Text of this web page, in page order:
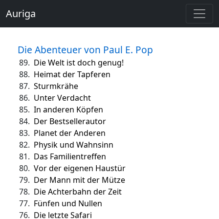
Auriga
Die Abenteuer von Paul E. Pop
89. Die Welt ist doch genug!
88. Heimat der Tapferen
87. Sturmkrähe
86. Unter Verdacht
85. In anderen Köpfen
84. Der Bestsellerautor
83. Planet der Anderen
82. Physik und Wahnsinn
81. Das Familientreffen
80. Vor der eigenen Haustür
79. Der Mann mit der Mütze
78. Die Achterbahn der Zeit
77. Fünfen und Nullen
76. Die letzte Safari